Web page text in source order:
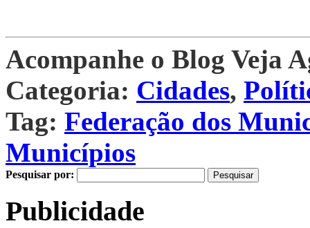
Acompanhe o Blog Veja
Categoria: Cidades,
Tag: Federação dos
Municípios
Pesquisar por:
Publicidade